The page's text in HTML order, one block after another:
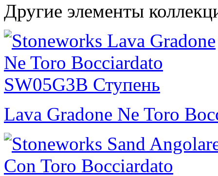
Другие элементы
Lava Gradone Ne Toro